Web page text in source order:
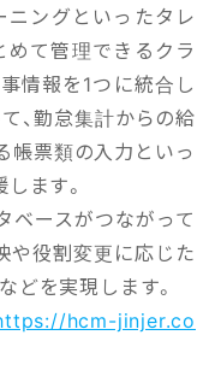
ニングといったタレ
めて管理できるクラ
情報を1つに統合し
、勤怠集計からの給
帳票類の入力といっ
ます。
ベースがつながって
や役割変更に応じた
どを実現します。
hcm-jinjer.co